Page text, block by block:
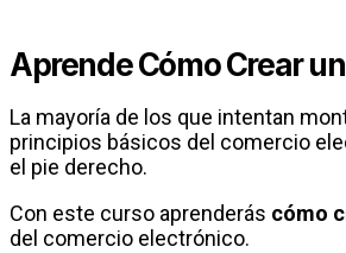
Aprende Cómo Crear
La mayoría de los que intentan
principios básicos del comercio
el pie derecho.
Con este curso aprenderás cómo
del comercio electrónico.